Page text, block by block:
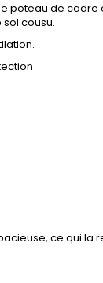
poteau de
cousu.
ce qui